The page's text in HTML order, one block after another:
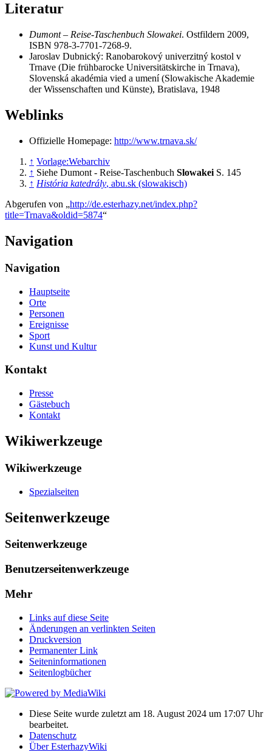
Literatur
Dumont – Reise-Taschenbuch Slowakei. Ostfildern 2009,
ISBN 978-3-7701-7268-9.
Jaroslav Dubnický: Ranobarokový univerzitný kostol v
Trnave (Die frühbarocke Universitätskirche in Trnava),
Slovenská akadémia vied a umení (Slowakische Akademie
der Wissenschaften und Künste), Bratislava, 1948
Weblinks
Offizielle Homepage: http://www.trnava.sk/
↑ Vorlage:Webarchiv
↑ Siehe Dumont - Reise-Taschenbuch Slowakei S. 145
↑ História katedrály, abu.sk (slowakisch)
Abgerufen von „http://de.esterhazy.net/index.php?
title=Trnava&oldid=5874“
Navigation
Navigation
Hauptseite
Orte
Personen
Ereignisse
Sport
Kunst und Kultur
Kontakt
Presse
Gästebuch
Kontakt
Wikiwerkzeuge
Wikiwerkzeuge
Spezialseiten
Seitenwerkzeuge
Seitenwerkzeuge
Benutzerseitenwerkzeuge
Mehr
Links auf diese Seite
Änderungen an verlinkten Seiten
Druckversion
Permanenter Link
Seiten­informationen
Seitenlogbücher
Diese Seite wurde zuletzt am 18. August 2024 um 17:07 Uhr
bearbeitet.
Datenschutz
Über EsterhazyWiki